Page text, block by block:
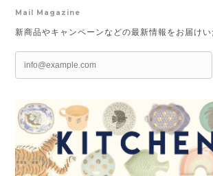
Mail Magazine
新商品やキャンペーンなどの最新情報をお届けい